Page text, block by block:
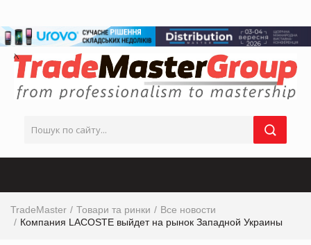
TradeMaster Товари та ринки
Все новости
Компания LACOSTE выйдет на рынок Западной Украины